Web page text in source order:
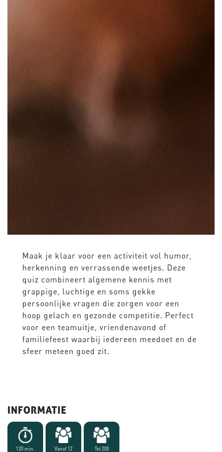
Maak je klaar voor een activiteit vol humor,
herkenning en verrassende weetjes. Deze
quiz combineert algemene kennis met
grappige, luchtige en soms gekke
persoonlijke vragen die zorgen voor een
hoop gelach en gezonde competitie. Perfect
voor een teamuitje, vriendenavond of
familiefeest waarbij iedereen meedoet en de
sfeer meteen goed zit.
INFORMATIE
120 min. Vanaf 12 Tot 200